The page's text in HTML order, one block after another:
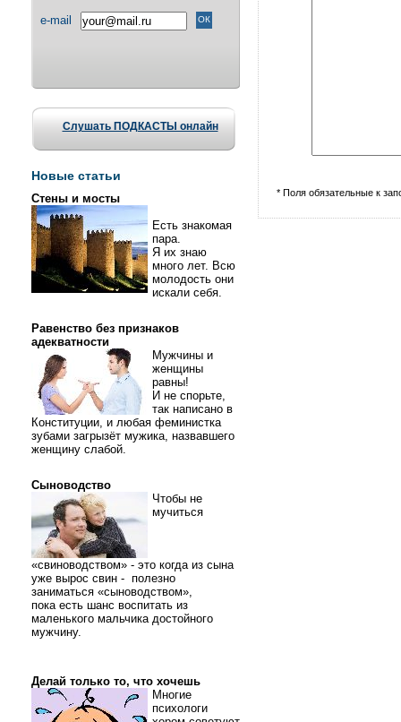
e-mail
Слушать ПОДКАСТЫ онлайн
Новые статьи
Стены и мосты
Есть знакомая
пара.
Я их знаю
много лет. Всю
молодость они
искали себя.
Равенство без признаков
адекватности
Мужчины и
женщины
равны!
И не спорьте,
так написано в
Конституции, и любая феминистка
зубами загрызёт мужика, назвавшего
женщину слабой.
Сыноводство
Чтобы не
мучиться
«свиноводством» - это когда из сына
уже вырос свин - полезно
заниматься «сыноводством»,
пока есть шанс воспитать из
маленького мальчика достойного
мужчину.
Делай только то, что хочешь
Многие
психологи
* Поля обязательные к